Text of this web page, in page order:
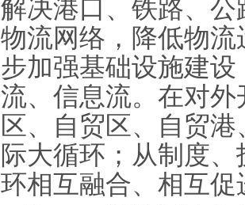
解决港口、铁路、
物流网络，降低物
步加强基础设施建
流、信息流。在对
区、自贸区、自贸
际大循环；从制度
环相互融合、相互